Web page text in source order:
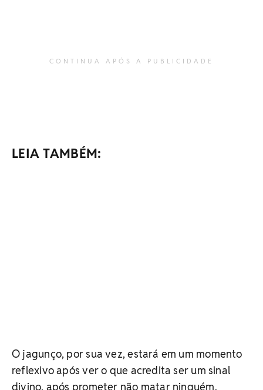
CONTINUA APÓS A PUBLICIDADE
LEIA TAMBÉM:
O jagunço, por sua vez, estará em um momento
reflexivo após ver o que acredita ser um sinal
divino, após prometer não matar ninguém.